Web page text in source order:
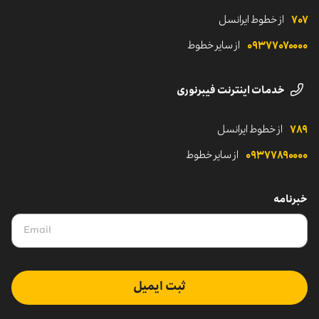
۷۰۷ از خطوط ایرانسل
۰۹۳۷۷۰۷۰۰۰۰ از سایر خطوط
خدمات اینترنت فیبرنوری
۷۸۹ از خطوط ایرانسل
۰۹۳۷۷۸۹۰۰۰۰ از سایر خطوط
خبرنامه
ثبت ایمیل